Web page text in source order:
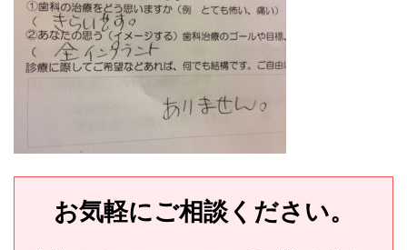
お気軽にご相談ください。